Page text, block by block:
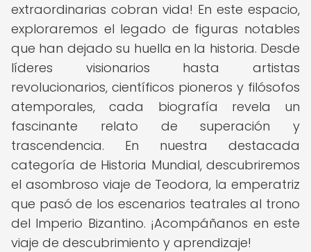
extraordinarias cobran vida! En este espacio,
exploraremos el legado de figuras notables
que han dejado su huella en la historia. Desde
líderes visionarios hasta artistas
revolucionarios, científicos pioneros y filósofos
atemporales, cada biografía revela un
fascinante relato de superación y
trascendencia. En nuestra destacada
categoría de Historia Mundial, descubriremos
el asombroso viaje de Teodora, la emperatriz
que pasó de los escenarios teatrales al trono
del Imperio Bizantino. ¡Acompáñanos en este
viaje de descubrimiento y aprendizaje!